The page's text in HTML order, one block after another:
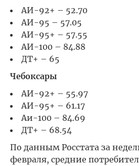
АИ-92+ – 52.70
АИ-95 – 57.05
АИ-95+ – 57.55
АИ-100 – 84.88
ДТ+ – 65
Чебоксары
АИ-92+ – 55.97
АИ-95+ – 61.17
Аи-100 – 84.69
ДТ+ – 68.54
По данным Росстата за
февраля, средние